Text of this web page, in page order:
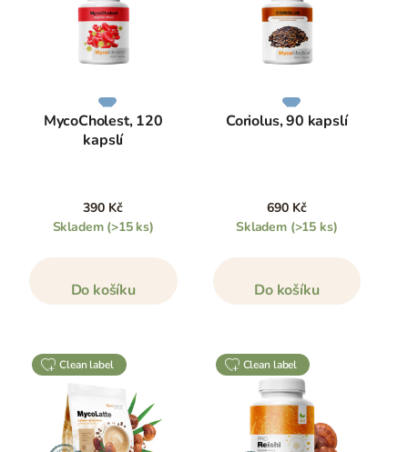
MycoCholest, 120
kapslí
390 Kč
Skladem (>15 ks)
Do košíku
Coriolus, 90 kapslí
690 Kč
Skladem (>15 ks)
Do košíku
clean label clean label